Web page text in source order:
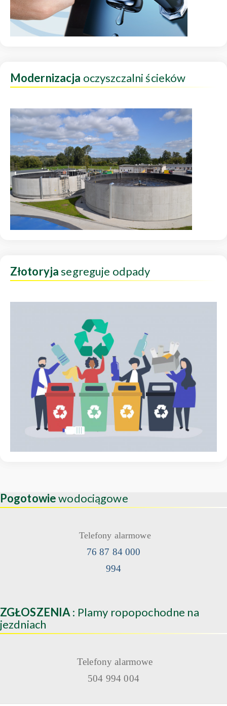
Modernizacja oczyszczalni ścieków
Złotoryjasegreguje odpady
Pogotowiewodociągowe
Telefony alarmowe
76 87 84 000
994
ZGŁOSZENIA : Plamy ropopochodne na
jezdniach
Telefony alarmowe
504 994 004